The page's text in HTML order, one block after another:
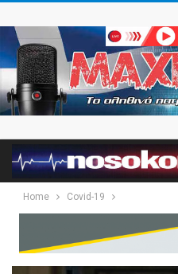
Home Covid-19